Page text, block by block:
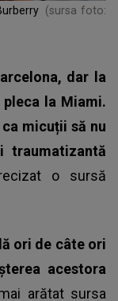
(sursa foto:
dar la
la Miami.
micuții să nu
traumatizantă
o sursă
ori de câte ori
acestora
arătat sursa